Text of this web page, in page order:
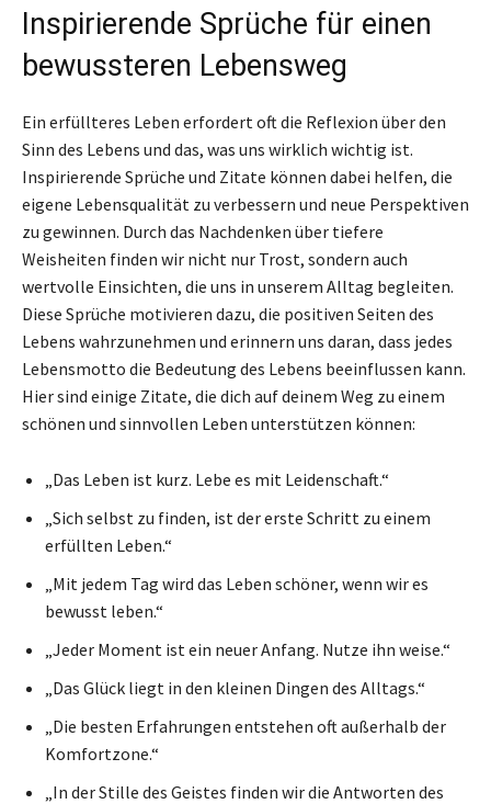
Inspirierende Sprüche für einen
bewussteren Lebensweg
Ein erfüllteres Leben erfordert oft die Reflexion über den
Sinn des Lebens und das, was uns wirklich wichtig ist.
Inspirierende Sprüche und Zitate können dabei helfen, die
eigene Lebensqualität zu verbessern und neue Perspektiven
zu gewinnen. Durch das Nachdenken über tiefere
Weisheiten finden wir nicht nur Trost, sondern auch
wertvolle Einsichten, die uns in unserem Alltag begleiten.
Diese Sprüche motivieren dazu, die positiven Seiten des
Lebens wahrzunehmen und erinnern uns daran, dass jedes
Lebensmotto die Bedeutung des Lebens beeinflussen kann.
Hier sind einige Zitate, die dich auf deinem Weg zu einem
schönen und sinnvollen Leben unterstützen können:
„Das Leben ist kurz. Lebe es mit Leidenschaft.“
„Sich selbst zu finden, ist der erste Schritt zu einem
erfüllten Leben.“
„Mit jedem Tag wird das Leben schöner, wenn wir es
bewusst leben.“
„Jeder Moment ist ein neuer Anfang. Nutze ihn weise.“
„Das Glück liegt in den kleinen Dingen des Alltags.“
„Die besten Erfahrungen entstehen oft außerhalb der
Komfortzone.“
„In der Stille des Geistes finden wir die Antworten des